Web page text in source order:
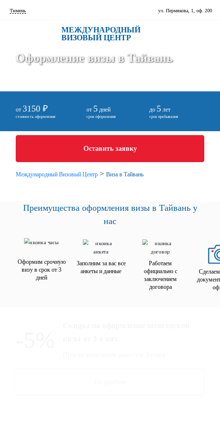
Оформление визы в Тайвань
от 3150 ₽
стоимость оформления
от 5 дней
срок оформления
до 5 лет
срок пребывания
Оставить заявку
Международный Визовый Центр > Виза в Тайвань
Преимущества оформления визы в Тайвань у
нас
Оформим срочную
визу в срок от 3
дней
Заполним за вас все
анкеты и данные
Работаем
официально с
заключением
договора
Тюмень ул. Пермякова, 1, оф. 200
МЕЖДУНАРОДНЫЙ
ВИЗОВЫЙ ЦЕНТР